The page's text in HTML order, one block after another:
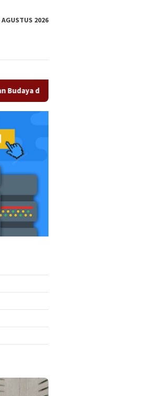
2026
Jadi Kekuatan Persaudaraan